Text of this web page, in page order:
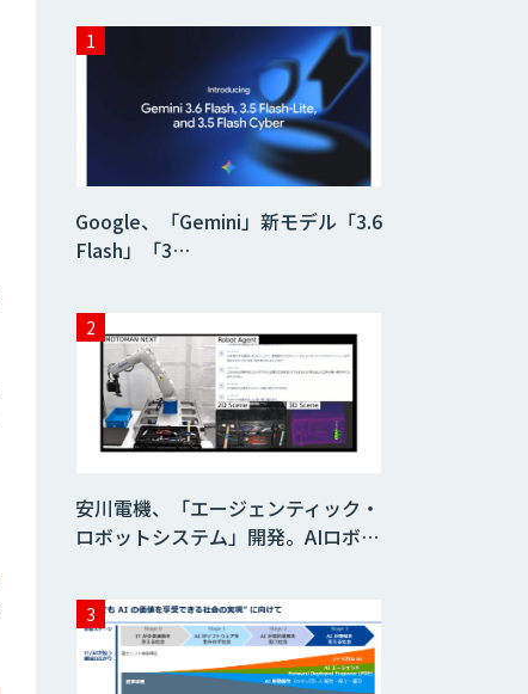
Google、「Gemini」新モデル「3.6
Flash」「3…
安川電機、「エージェンティック・
ロボットシステム」開発。AIロボ…